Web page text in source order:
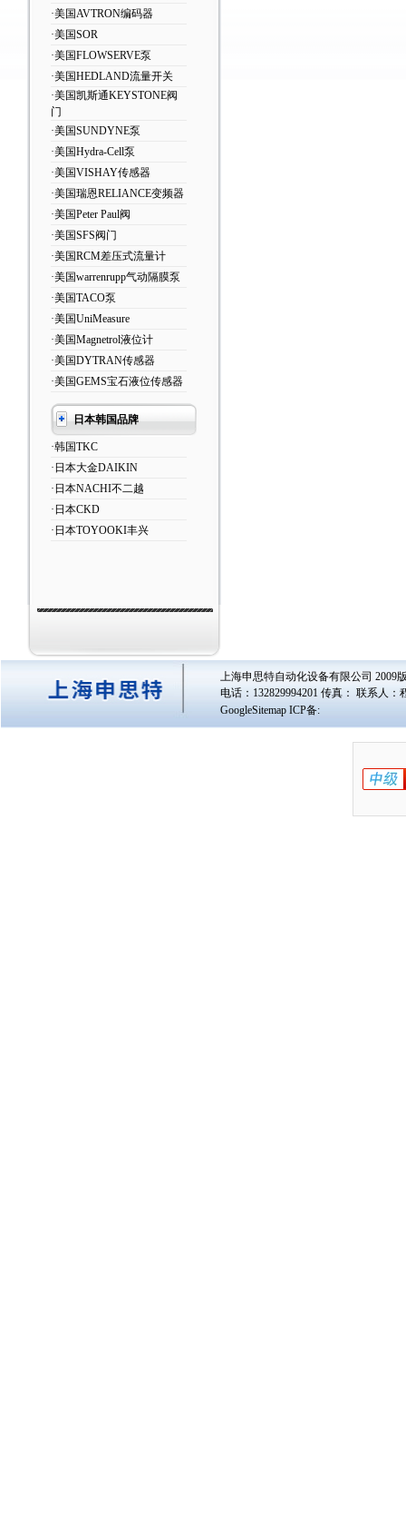
·美国AVTRON编码器
·美国SOR
·美国FLOWSERVE泵
·美国HEDLAND流量开关
·美国凯斯通KEYSTONE阀
门
·美国SUNDYNE泵
·美国Hydra-Cell泵
·美国VISHAY传感器
·美国瑞恩RELIANCE变频器
·美国Peter Paul阀
·美国SFS阀门
·美国RCM差压式流量计
·美国warrenrupp气动隔膜泵
·美国TACO泵
·美国UniMeasure
·美国Magnetrol液位计
·美国DYTRAN传感器
·美国GEMS宝石液位传感器
日本韩国品牌
·韩国TKC
·日本大金DAIKIN
·日本NACHI不二越
·日本CKD
·日本TOYOOKI丰兴
上海申思特自动化设备有限公司 2009
电话：132829994201 传真： 联系人：
GoogleSitemap ICP备: